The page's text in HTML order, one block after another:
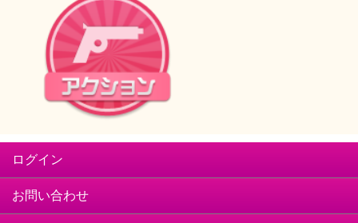
ログイン
お問い合わせ